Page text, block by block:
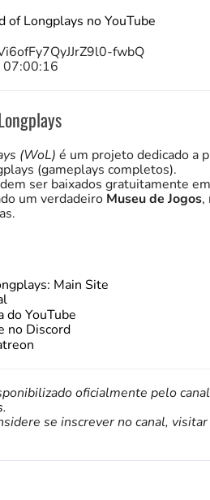
of Longplays no YouTube
fwbQ
(WoL) é um projeto dedicado a
(gameplays completos).
ser baixados gratuitamente
um verdadeiro Museu de Jogos,
Main Site
do YouTube
no Discord
oficialmente pelo canal
.
se inscrever no canal,